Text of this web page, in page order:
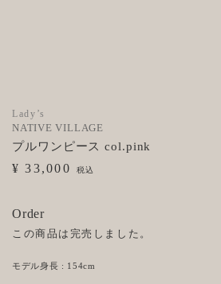
Lady’s
NATIVE VILLAGE
プルワンピース col.pink
¥ 33,000 税込
Order
この商品は完売しました。
モデル身長 : 154cm